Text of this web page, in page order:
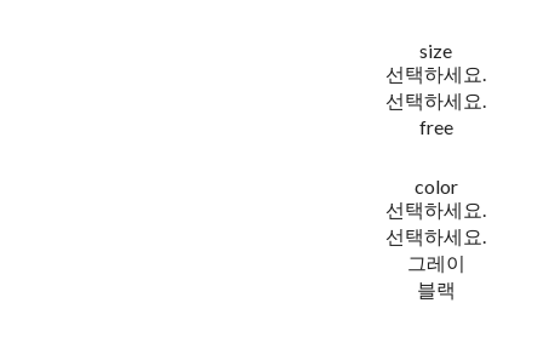
size
선택하세요.
선택하세요.
free
color
선택하세요.
선택하세요.
그레이
블랙